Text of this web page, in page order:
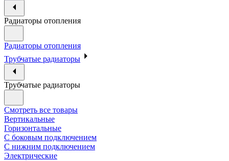
Радиаторы отопления
Радиаторы отопления
Трубчатые радиаторы
Трубчатые радиаторы
Смотреть все товары
Вертикальные
Горизонтальные
С боковым подключением
С нижним подключением
Электрические